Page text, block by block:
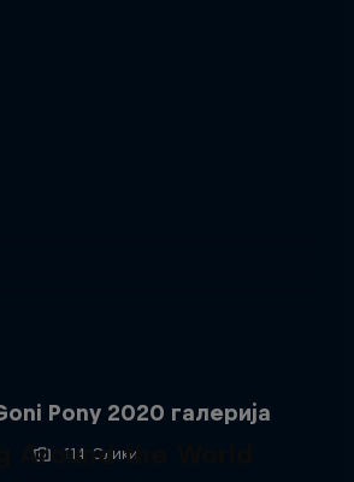
Pony 2020 галерија
114 Слики
Around the World